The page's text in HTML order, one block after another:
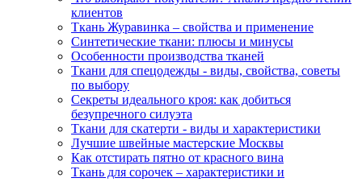
клиентов
Ткань Журавинка – свойства и применение
Синтетические ткани: плюсы и минусы
Особенности производства тканей
Ткани для спецодежды - виды, свойства, советы
по выбору
Секреты идеального кроя: как добиться
безупречного силуэта
Ткани для скатерти - виды и характеристики
Лучшие швейные мастерские Москвы
Как отстирать пятно от красного вина
Ткань для сорочек – характеристики и